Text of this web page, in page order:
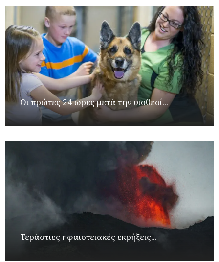
Οι πρώτες 24 ώρες μετά την υιοθεσί...
Τεράστιες ηφαιστειακές εκρήξεις...